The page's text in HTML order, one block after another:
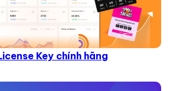
Key chính hãng